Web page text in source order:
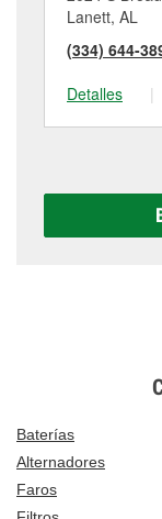
Lanett, AL
(334) 644-
Detalles
|
Baterías
Alternadores
Faros